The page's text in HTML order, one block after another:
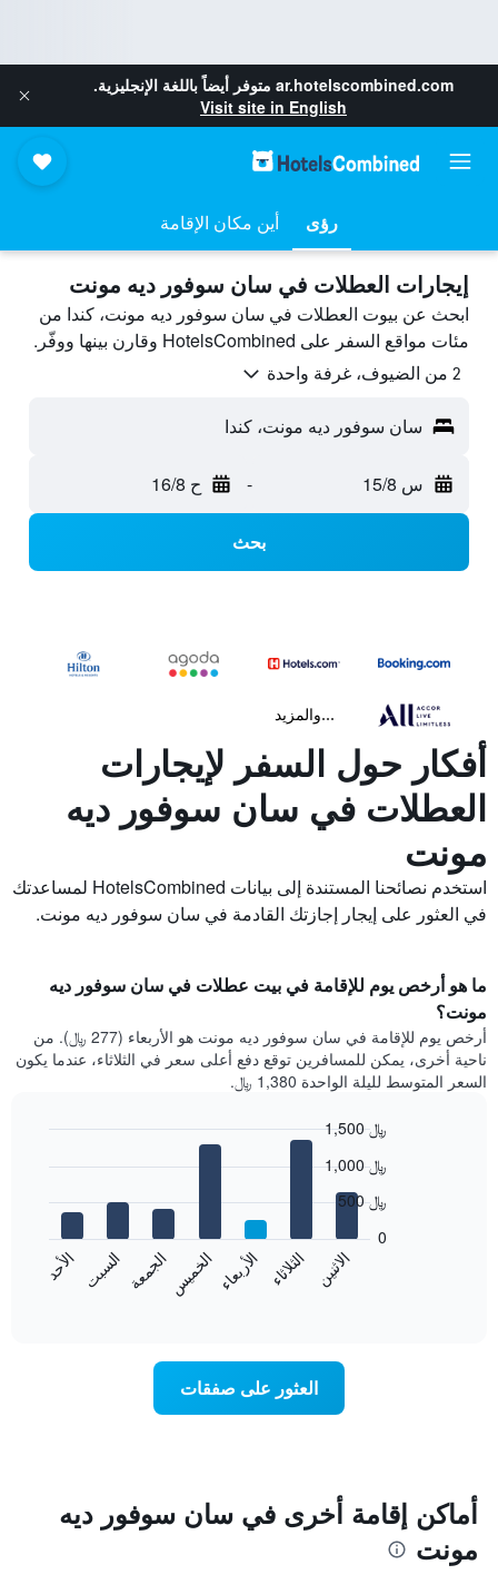
ar.hotelscombined.com متوفر أيضاً باللغة الإنجليزية.
Visit site in English
رؤى أين مكان الإقامة
إيجارات العطلات في سان سوفور ديه مونت
ابحث عن بيوت العطلات في سان سوفور ديه مونت، كندا من
مئات مواقع السفر على HotelsCombined وقارن بينها ووفّر.
2 من الضيوف، غرفة واحدة
سان سوفور ديه مونت، كندا
س 15/8 - ح 16/8
بحث
...والمزيد
أفكار حول السفر لإيجارات
العطلات في سان سوفور ديه
مونت
استخدم نصائحنا المستندة إلى بيانات HotelsCombined لمساعدتك
في العثور على إيجار إجازتك القادمة في سان سوفور ديه مونت.
ما هو أرخص يوم للإقامة في بيت عطلات في سان سوفور ديه
مونت؟
أرخص يوم للإقامة في سان سوفور ديه مونت هو الأربعاء (277 ﷼). من
ناحية أخرى، يمكن للمسافرين توقع دفع أعلى سعر في الثلاثاء، عندما يكون
السعر المتوسط لليلة الواحدة 1,380 ﷼.
المخطط
1
محور
X
الاثنين الثلاثاء الأربعاء الخميسالجمعة السبت الأحد
0
500 ﷼
1,000 ﷼
1,500 ﷼
العثور على صفقات
أماكن إقامة أخرى في سان سوفور ديه
مونت